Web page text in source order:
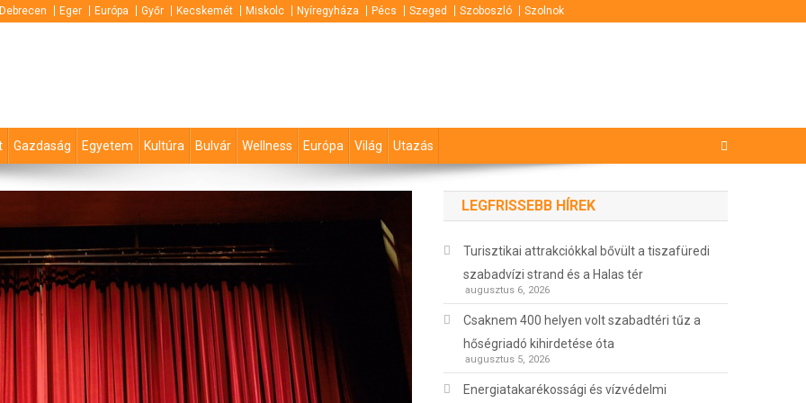
Debrecen Eger Európa Győr Kecskemét Miskolc Nyíregyháza Pécs Szeged Szoboszló Szolnok
Gazdaság Egyetem Kultúra Bulvár Wellness Európa Világ Utazás
LEGFRISSEBB HÍREK
Turisztikai attrakciókkal bővült a tiszafüredi
szabadvízi strand és a Halas tér
augusztus 6, 2026
Csaknem 400 helyen volt szabadtéri tűz a
hőségriadó kihirdetése óta
augusztus 5, 2026
Energiatakarékossági és vízvédelmi